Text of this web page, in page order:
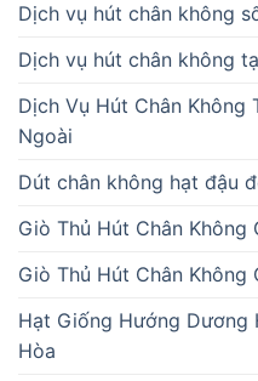
Dịch vụ hút chân không
Dịch vụ hút chân không
Dịch Vụ Hút Chân
Ngoài
Dút chân không hạt đậu
Giò Thủ Hút Chân Không
Giò Thủ Hút Chân Không
Hạt Giống Hướng Dương
Hòa